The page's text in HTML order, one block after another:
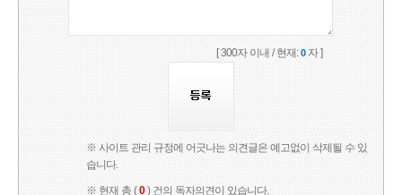
[ 300자 이내 / 현재:0자 ]
※ 사이트 관리 규정에 어긋나는 의견글은 예고없이 삭제될 수 있
습니다.
※ 현재 총 (0) 건의 독자의견이 있습니다.